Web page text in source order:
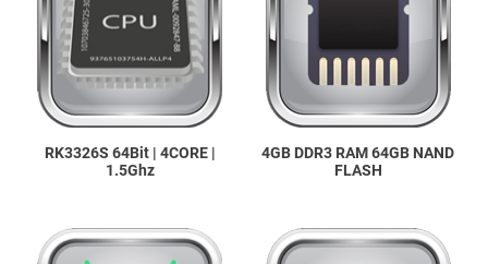
RK3326S 64Bit | 4CORE |
1.5Ghz
4GB DDR3 RAM 64GB NAND
FLASH